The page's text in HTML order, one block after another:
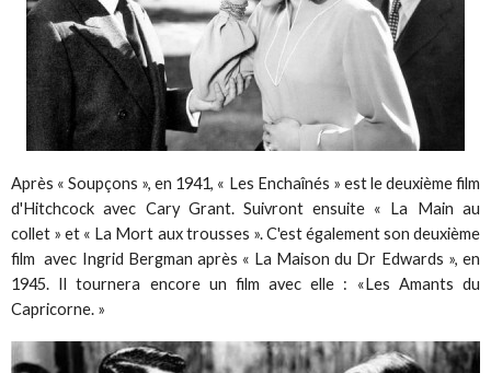
Après « Soupçons », en 1941, « Les Enchaînés » est le deuxième film
d'Hitchcock avec Cary Grant. Suivront ensuite « La Main au
collet » et « La Mort aux trousses ». C'est également son deuxième
film avec Ingrid Bergman après « La Maison du Dr Edwards », en
1945. Il tournera encore un film avec elle : «Les Amants du
Capricorne. »